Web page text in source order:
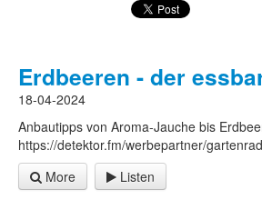
Erdbeeren - der
18-04-2024
Anbautipps von Aroma-Jauche bis
https://detektor.fm/werbepartner/
More
Listen